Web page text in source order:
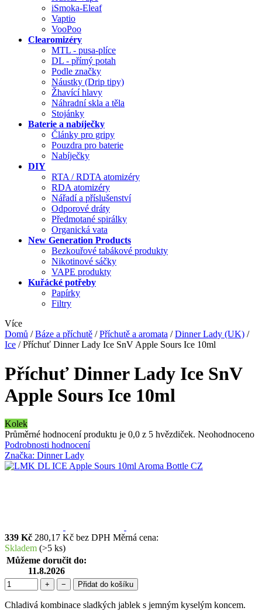
iSmoka-Eleaf
Vaptio
VooPoo
Clearomizéry
MTL - pusa-plíce
DL - přímý potah
Podle značky
Náustky (Drip tipy)
Žhavící hlavy
Náhradní skla a těla
Stojánky
Baterie a nabíječky
Články pro gripy
Pouzdra pro baterie
Nabíječky
DIY
RTA / RDTA atomizéry
RDA atomizéry
Nářadí a příslušenství
Odporové dráty
Předmotané spirálky
Organická vata
New Generation Products
Bezkouřové tabákové produkty
Nikotinové sáčky
VAPE produkty
Kuřácké potřeby
Papírky
Filtry
Více
Domů / Báze a příchutě / Příchutě a aromata / Dinner Lady (UK) /
Ice / Příchuť Dinner Lady Ice SnV Apple Sours Ice 10ml
Příchuť Dinner Lady Ice SnV
Apple Sours Ice 10ml
Kolek
Průměrné hodnocení produktu je 0,0 z 5 hvězdiček. Neohodnoceno
Podrobnosti hodnocení
Značka: Dinner Lady
339 Kč 280,17 Kč bez DPH Měrná cena:
Skladem (>5 ks)
Můžeme doručit do:
11.8.2026
+ − Přidat do košíku
Chladivá kombinace sladkých jablek s jemným kyselým koncem.